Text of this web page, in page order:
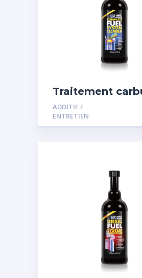
Traitement
diesel et essence
ADDITIF /
ENTRETIEN